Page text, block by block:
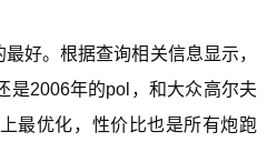
好。根据查询相关信息显示，
是2006年的pol，和大众高尔夫
最优化，性价比也是所有炮跑